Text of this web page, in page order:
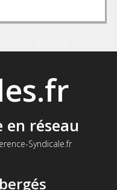
réseau
Syndicale.fr